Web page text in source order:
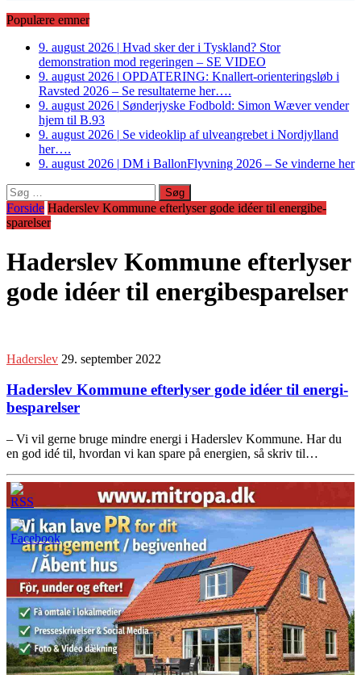
Populære emner
9. august 2026 | Hvad sker der i Tyskland? Stor
demonstration mod regeringen – SE VIDEO
9. august 2026 | OPDATERING: Knallert-orienteringsløb i
Ravsted 2026 – Se resultaterne her….
9. august 2026 | Sønderjyske Fodbold: Simon Wæver vender
hjem til B.93
9. august 2026 | Se videoklip af ulveangrebet i Nordjylland
her….
9. august 2026 | DM i BallonFlyvning 2026 – Se vinderne her
Søg
efter:
Forside Haderslev Kommune efterlyser gode idéer til energi­be­
sparel­ser
Haderslev Kommune efterlyser
gode idéer til energi­be­sparel­ser
Haderslev 29. september 2022
Haderslev Kommune efterlyser gode idéer til energi­
be­sparel­ser
– Vi vil gerne bruge mindre energi i Haderslev Kommune. Har du
en god idé til, hvordan vi kan spare på energien, så skriv til…